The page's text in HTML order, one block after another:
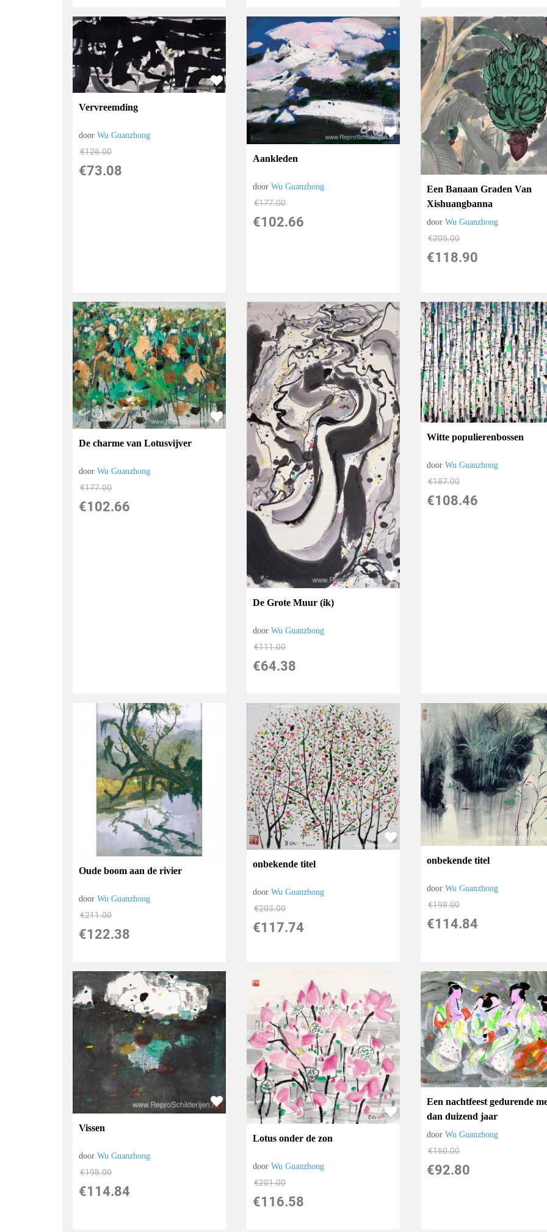
Vervreemding
doorWu Guanzhong
€126.00
€73.08
Aankleden
doorWu Guanzhong
€177.00
€102.66
Een Banaan Graden Van
Xishuangbanna
doorWu Guanzhong
€205.00
€118.90
De charme van Lotusvijver
doorWu Guanzhong
€177.00
€102.66
De Grote Muur (ik)
doorWu Guanzhong
€111.00
€64.38
Witte populierenbossen
doorWu Guanzhong
€187.00
€108.46
Oude boom aan de rivier
doorWu Guanzhong
€211.00
€122.38
onbekende titel
doorWu Guanzhong
€203.00
€117.74
onbekende titel
doorWu Guanzhong
€198.00
€114.84
Vissen
doorWu Guanzhong
€198.00
€114.84
Lotus onder de zon
doorWu Guanzhong
€201.00
€116.58
Een nachtfeest gedurende
dan duizend jaar
doorWu Guanzhong
€160.00
€92.80